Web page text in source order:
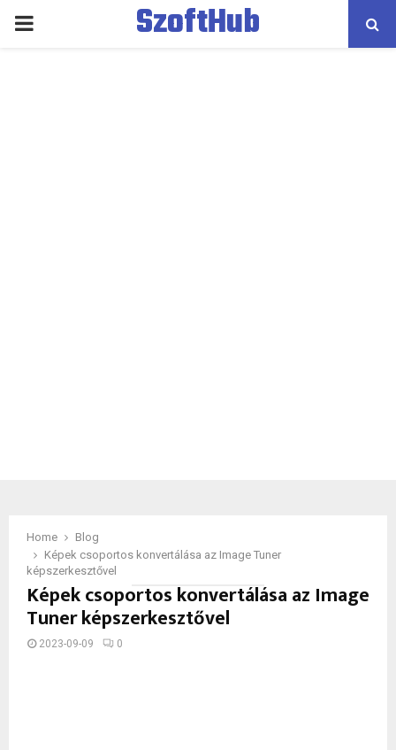
PRIMARY
SzoftHub
Home
Blog
Képek csoportos konvertálása az Image Tuner
képszerkesztővel
Képek csoportos konvertálása az Image
Tuner képszerkesztővel
2023-09-09 0